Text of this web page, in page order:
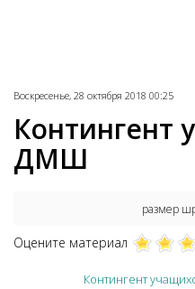
Воскресенье, 28 октября 2018 00:25
Контингент
ДМШ
размер
Оцените материал
Контингент